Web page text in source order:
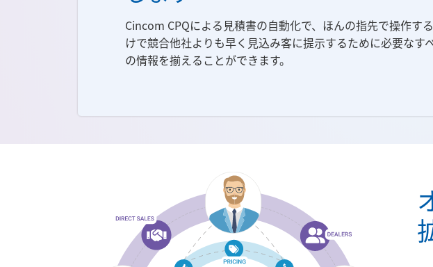
Cincom CPQによる見積書の自動化で、ほんの指先で操作す
けで競合他社よりも早く見込み客に提示するために必要なす
の情報を揃えることができます。